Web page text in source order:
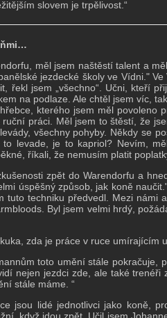
slovem je trpělivost.“
měl jsem naštěstí talent a
jezdecké školy ve Vídni."
řekl jsem „všechno“. Učni, kteří
na podlaze. Ale chtěl jsem víc,
kterého jsem měl povoleno
práci. Měl jsem to štěstí, že
všechny pohyby. Někdy se
levade, je to kapriol? Nevím,
říkali, že nemusím platit
zpět do Warendorfu a
úspěšný způsob, jak koně
tuto techniku ​​předvedl. Mezi námi
Byl jsem velmi hrdý,
zda je práce v ruce umírajícím
toto umění stále pokračuje,
nejen jezdci zde, ale také trenéři
stále máme. “
jsou lidé jednotlivci jako koně,
když jdou zpět. Učil jsem